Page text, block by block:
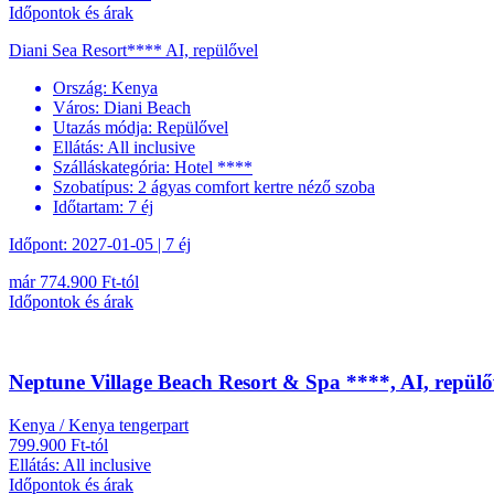
Időpontok és árak
Diani Sea Resort**** AI, repülővel
Ország: Kenya
Város: Diani Beach
Utazás módja: Repülővel
Ellátás: All inclusive
Szálláskategória: Hotel ****
Szobatípus: 2 ágyas comfort kertre néző szoba
Időtartam: 7 éj
Időpont: 2027-01-05 | 7 éj
már 774.900 Ft-tól
Időpontok és árak
Neptune Village Beach Resort & Spa ****, AI,
Kenya / Kenya tengerpart
799.900 Ft-tól
Ellátás: All inclusive
Időpontok és árak